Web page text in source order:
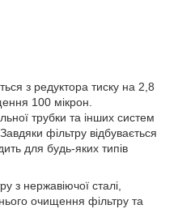
з редуктора тиску на 2,8
100 мікрон.
трубки та інших систем
фільтру відбувається
для будь-яких типів
з нержавіючої сталі,
очищення фільтру та